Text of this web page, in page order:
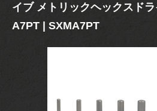
イブ メトリックヘックスド
A7PT | SXMA7PT